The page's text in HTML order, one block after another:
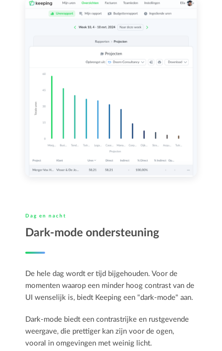
Dag en nacht
Dark-mode ondersteuning
De hele dag wordt er tijd bijgehouden. Voor de
momenten waarop een minder hoog contrast van de
UI wenselijk is, biedt Keeping een "dark-mode" aan.
Dark-mode biedt een contrastrijke en rustgevende
weergave, die prettiger kan zijn voor de ogen,
vooral in omgevingen met weinig licht.